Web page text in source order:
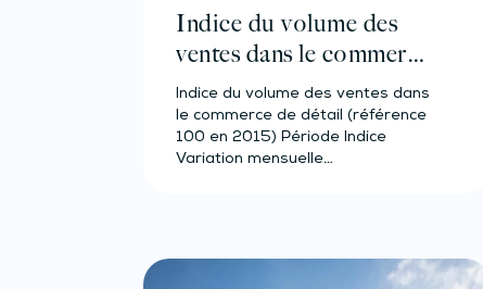
Indice du volume des
ventes dans le commerce
de détail – Année 2023
Indice du volume des ventes dans
le commerce de détail (référence
100 en 2015) Période Indice
Variation mensuelle…